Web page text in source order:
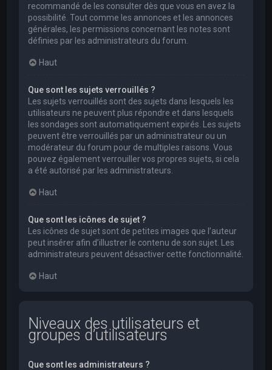
recommandé de les consulter dès que vous en avez la
possibilité. Tout comme les annonces et les annonces
générales, les permissions concernant les notes sont
définies par les administrateurs du forum.
Haut
Que sont les sujets verrouillés ?
Les sujets verrouillés sont des sujets dans lesquels les
utilisateurs ne peuvent plus répondre et dans lesquels
les sondages sont automatiquement expirés. Les sujets
peuvent être verrouillés par un administrateur ou un
modérateur du forum pour de multiples raisons. Vous
pouvez également verrouiller vos propres sujets, si cela
a été autorisé par les administrateurs.
Haut
Que sont les icônes de sujet ?
Les icônes de sujet sont de petites images que l’auteur
peut insérer afin d’illustrer le contenu de son sujet. Les
administrateurs peuvent désactiver cette fonctionnalité.
Haut
Niveaux des utilisateurs et
groupes d’utilisateurs
Que sont les administrateurs ?